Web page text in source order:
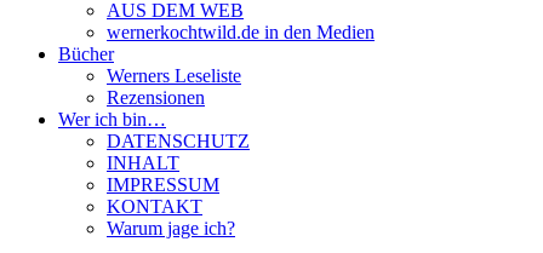
AUS DEM WEB
wernerkochtwild.de in den Medien
Bücher
Werners Leseliste
Rezensionen
Wer ich bin…
DATENSCHUTZ
INHALT
IMPRESSUM
KONTAKT
Warum jage ich?